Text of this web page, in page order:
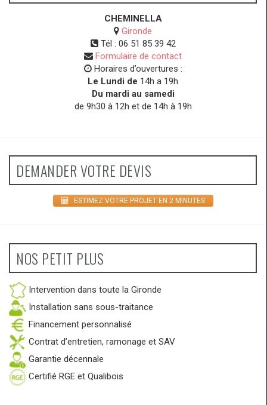
CHEMINELLA
Gironde
Tél : 06 51 85 39 42
Formulaire de contact
Horaires d’ouvertures :
Le Lundi de 14h a 19h
Du mardi au samedi
de 9h30 à 12h et de 14h à 19h
DEMANDER VOTRE DEVIS
ESTIMEZ VOTRE PROJET EN 2 MINUTES
NOS PETIT PLUS
Intervention dans toute la Gironde
Installation sans sous-traitance
Financement personnalisé
Contrat d’entretien, ramonage et SAV
Garantie décennale
Certifié RGE et Qualibois